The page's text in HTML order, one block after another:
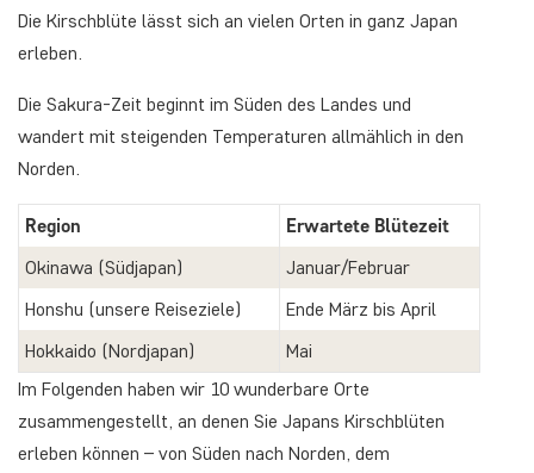
Die Kirschblüte lässt sich an vielen Orten in ganz Japan
erleben.
Die Sakura-Zeit beginnt im Süden des Landes und
wandert mit steigenden Temperaturen allmählich in den
Norden.
Region
Erwartete Blütezeit
Okinawa (Südjapan)
Januar/Februar
Honshu (unsere Reiseziele)
Ende März bis April
Hokkaido (Nordjapan)
Mai
Im Folgenden haben wir 10 wunderbare Orte
zusammengestellt, an denen Sie Japans Kirschblüten
erleben können – von Süden nach Norden, dem